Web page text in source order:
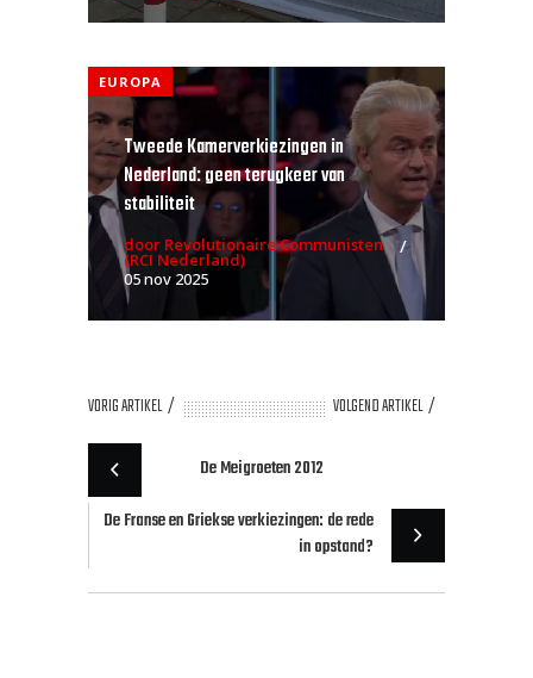
EUROPA
Tweede Kamerverkiezingen in
Nederland: geen terugkeer van
stabiliteit
door Revolutionaire Communisten
(RCI Nederland)
05 nov 2025
VORIG ARTIKEL VOLGEND ARTIKEL
De Meigroeten 2012
De Franse en Griekse verkiezingen: de rede
in opstand?